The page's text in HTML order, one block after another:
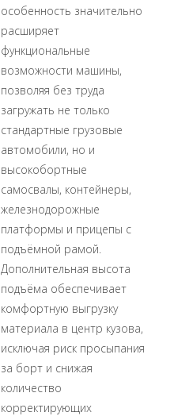
особенность значительно
расширяет
функциональные
возможности машины,
позволяя без труда
загружать не только
стандартные грузовые
автомобили, но и
высокобортные
самосвалы, контейнеры,
железнодорожные
платформы и прицепы с
подъёмной рамой.
Дополнительная высота
подъёма обеспечивает
комфортную выгрузку
материала в центр кузова,
исключая риск просыпания
за борт и снижая
количество
корректирующих